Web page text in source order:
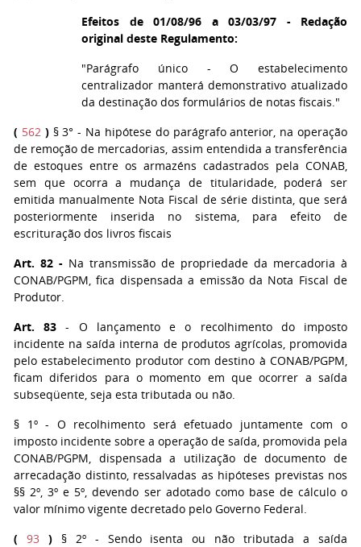
Efeitos de 01/08/96 a 03/03/97 - Redação
original deste Regulamento:
"Parágrafo único - O estabelecimento
centralizador manterá demonstrativo atualizado
da destinação dos formulários de notas fiscais."
( 562 ) § 3° - Na hipótese do parágrafo anterior, na operação
de remoção de mercadorias, assim entendida a transferência
de estoques entre os armazéns cadastrados pela CONAB,
sem que ocorra a mudança de titularidade, poderá ser
emitida manualmente Nota Fiscal de série distinta, que será
posteriormente inserida no sistema, para efeito de
escrituração dos livros fiscais
Art. 82 - Na transmissão de propriedade da mercadoria à
CONAB/PGPM, fica dispensada a emissão da Nota Fiscal de
Produtor.
Art. 83 - O lançamento e o recolhimento do imposto
incidente na saída interna de produtos agrícolas, promovida
pelo estabelecimento produtor com destino à CONAB/PGPM,
ficam diferidos para o momento em que ocorrer a saída
subseqüente, seja esta tributada ou não.
§ 1º- O recolhimento será efetuado juntamente com o
imposto incidente sobre a operação de saída, promovida pela
CONAB/PGPM, dispensada a utilização de documento de
arrecadação distinto, ressalvadas as hipóteses previstas nos
§§ 2º, 3º e 5º, devendo ser adotado como base de cálculo o
valor mínimo vigente decretado pelo Governo Federal.
(
93 ) § 2º- Sendo isenta ou não tributada a saída